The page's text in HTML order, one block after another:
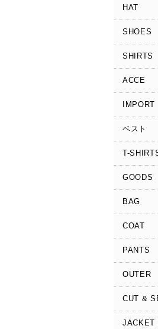
HAT
SHOES
SHIRTS
ACCE
IMPORT
ベスト
T-
GOODS
BAG
COAT
PANTS
OUTER
CUT &
JACKET